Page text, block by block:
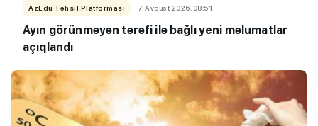
AzEdu Təhsil Platforması 7 Avqust 2026, 08:51
Ayın görünməyən tərəfi ilə bağlı yeni məlumatlar
açıqlandı